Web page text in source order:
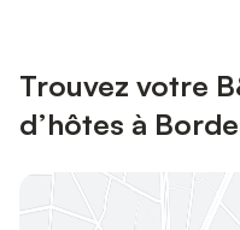
Trouvez votre
d’hôtes à